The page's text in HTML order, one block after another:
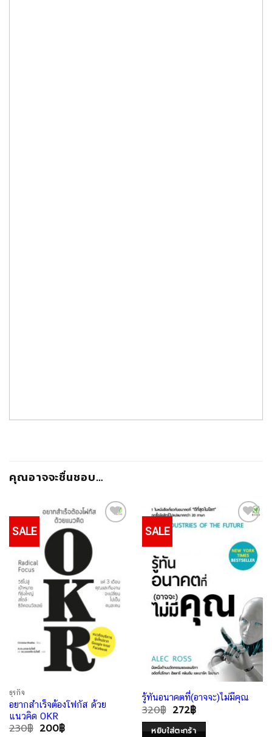
คุณอาจจะชื่นชอบ…
SALE
ธุรกิจ
อยากสำเร็จต้องโฟกัส ด้วย
แนวคิด OKR
230฿ 200฿
SALE
Wishlist
รู้ทันอนาคตที่(อาจจะ)ไม่มีคุณ
320฿ 272฿
หยิบใส่ตะกร้า